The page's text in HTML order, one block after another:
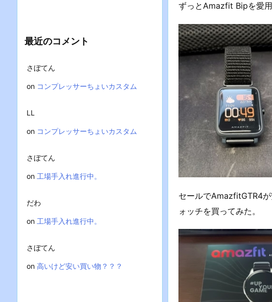
ずっとAmazfit Bipを愛
セールでAmazfitGTR4
ォッチを買ってみた。
最近のコメント
さぼてん
on コンプレッサーちょいカスタム
LL
on コンプレッサーちょいカスタム
さぼてん
on 工場手入れ進行中。
だわ
on 工場手入れ進行中。
さぼてん
on 高いけど安い買い物？？？